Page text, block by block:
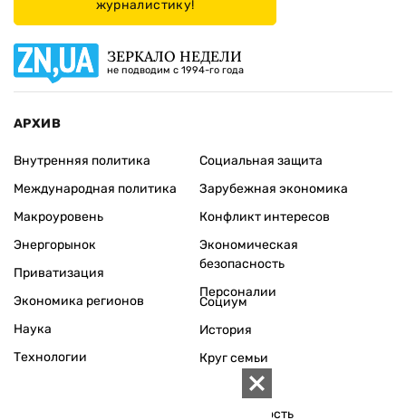
журналистику!
ЗЕРКАЛО НЕДЕЛИ
не подводим с 1994-го года
АРХИВ
Внутренняя политика
Международная политика
Макроуровень
Энергорынок
Приватизация
Экономика регионов
Социальная защита
Зарубежная экономика
Конфликт интересов
Экономическая
безопасность
Персоналии
Наука
Технологии
Социум
История
Круг семьи
Собственность